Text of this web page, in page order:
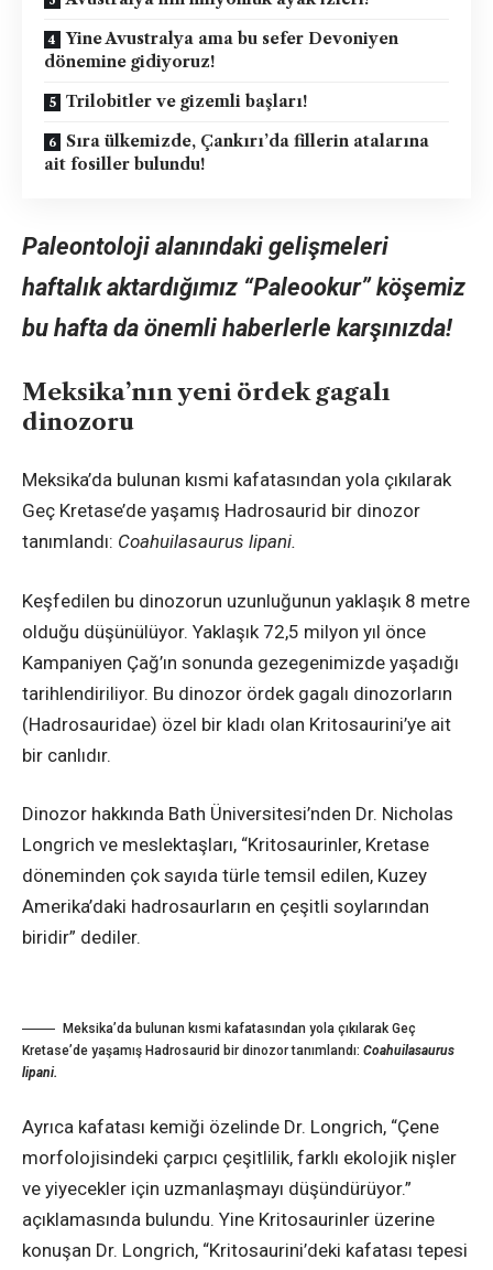
Yine Avustralya ama bu sefer Devoniyen
dönemine gidiyoruz!
Trilobitler ve gizemli başları!
Sıra ülkemizde, Çankırı’da fillerin atalarına
ait fosiller bulundu!
Paleontoloji alanındaki gelişmeleri
haftalık aktardığımız “Paleookur” köşemiz
bu hafta da önemli haberlerle karşınızda!
Meksika’nın yeni ördek gagalı
dinozoru
Meksika’da bulunan kısmi kafatasından yola çıkılarak
Geç Kretase’de yaşamış Hadrosaurid bir dinozor
tanımlandı: Coahuilasaurus lipani.
Keşfedilen bu dinozorun uzunluğunun yaklaşık 8 metre
olduğu düşünülüyor. Yaklaşık 72,5 milyon yıl önce
Kampaniyen Çağ’ın sonunda gezegenimizde yaşadığı
tarihlendiriliyor. Bu dinozor ördek gagalı dinozorların
(Hadrosauridae) özel bir kladı olan Kritosaurini’ye ait
bir canlıdır.
Dinozor hakkında Bath Üniversitesi’nden Dr. Nicholas
Longrich ve meslektaşları, “Kritosaurinler, Kretase
döneminden çok sayıda türle temsil edilen, Kuzey
Amerika’daki hadrosaurların en çeşitli soylarından
biridir” dediler.
Meksika’da bulunan kısmi kafatasından yola çıkılarak Geç
Kretase’de yaşamış Hadrosaurid bir dinozor tanımlandı: Coahuilasaurus
lipani.
Ayrıca kafatası kemiği özelinde Dr. Longrich, “Çene
morfolojisindeki çarpıcı çeşitlilik, farklı ekolojik nişler
ve yiyecekler için uzmanlaşmayı düşündürüyor.”
açıklamasında bulundu. Yine Kritosaurinler üzerine
konuşan Dr. Longrich, “Kritosaurini’deki kafatası tepesi